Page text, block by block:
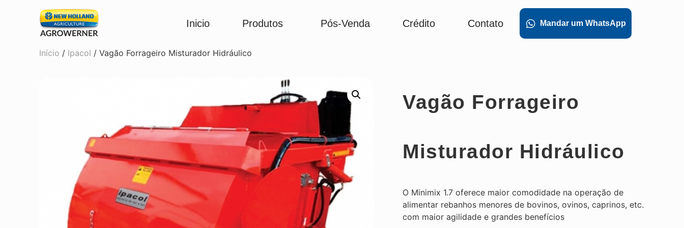
Inicio Produtos Pós-Venda Crédito Contato Mandar um WhatsApp
Início / Ipacol / Vagão Forrageiro Misturador Hidráulico
Vagão Forrageiro
Misturador Hidráulico
O Minimix 1.7 oferece maior comodidade na operação de
alimentar rebanhos menores de bovinos, ovinos, caprinos, etc.
com maior agilidade e grandes benefícios